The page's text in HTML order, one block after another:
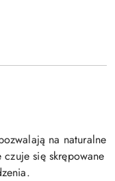
na naturalne
się skrępowane